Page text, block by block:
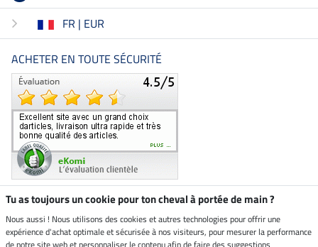
FR | EUR
ACHETER EN TOUTE SÉCURITÉ
Boutique climatiquement
neutre
Tu as toujours un cookie pour ton cheval à portée de main ?
Nous aussi ! Nous utilisons des cookies et autres technologies pour offrir une
expérience d'achat optimale et sécurisée à nos visiteurs, pour mesurer la performance